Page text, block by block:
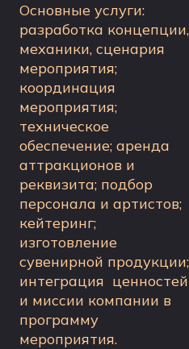
Основные услуги:
разработка концепции,
механики, сценария
мероприятия;
координация
мероприятия;
техническое
обеспечение; аренда
аттракционов и
реквизита; подбор
персонала и артистов;
кейтеринг;
изготовление
сувенирной продукции;
интеграция ценностей
и миссии компании в
программу
мероприятия.